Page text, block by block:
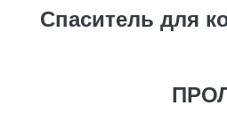
Спаситель для